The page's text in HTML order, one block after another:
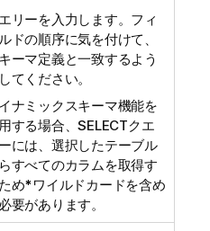
リーを入力します。フィ
ドの順序に気を付けて、
ーマ定義と一致するよう
てください。
ナミックスキーマ機能を
する場合、SELECTクエ
には、選択したテーブル
すべてのカラムを取得す
め* ワイルドカードを含め
要があります。